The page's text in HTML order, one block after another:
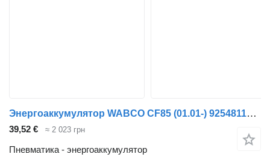
Энергоаккумулятор WABCO CF85 (01.01-) 9254811500 для тягача DAF LF45, LF55, LF180, CF65, CF75, CF85 (2001-)
39,52 € ≈ 2 023 грн
Пневматика - энергоаккумулятор